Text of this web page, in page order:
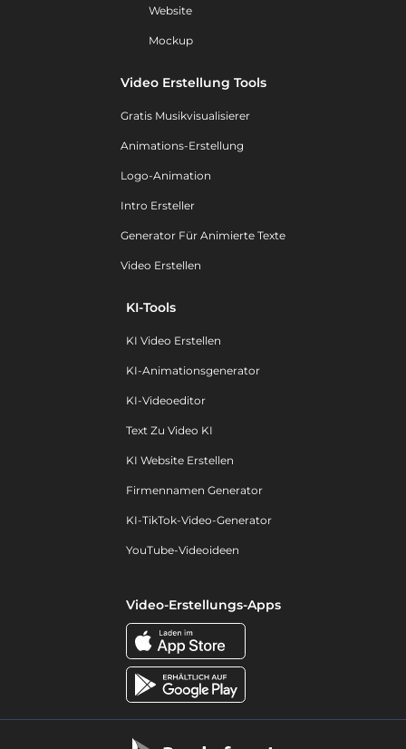
Website
Mockup
Video Erstellung Tools
Gratis Musikvisualisierer
Animations-Erstellung
Logo-Animation
Intro Ersteller
Generator Für Animierte Texte
Video Erstellen
KI-Tools
KI Video Erstellen
KI-Animationsgenerator
KI-Videoeditor
Text Zu Video KI
KI Website Erstellen
Firmennamen Generator
KI-TikTok-Video-Generator
YouTube-Videoideen
Video-Erstellungs-Apps